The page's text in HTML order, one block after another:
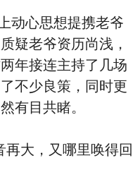
心思想提携老爷
疑老爷资历尚浅，
年接连主持了几场
不少良策，同时更
有目共睹。
大，又哪里唤得回